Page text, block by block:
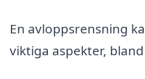
En avloppsrensning
viktiga aspekter,